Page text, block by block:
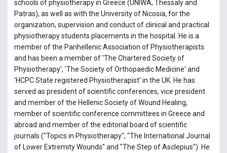
schools of physiotherapy in Greece (UNIWA, Thessaly and
Patras), as well as with the University of Nicosia, for the
organization, supervision and conduct of clinical and practical
physiotherapy students placements in the hospital. He is a
member of the Panhellenic Association of Physiotherapists
and has been a member of 'The Chartered Society of
Physiotherapy', 'The Society of Orthopaedic Medicine' and
'HCPC State registered Physiotherapist' in the UK. He has
served as president of scientific conferences, vice president
and member of the Hellenic Society of Wound Healing,
member of scientific conference committees in Greece and
abroad and member of the editorial board of scientific
journals ("Topics in Physiotherapy", "The International Journal
of Lower Extremity Wounds" and "The Step of Asclepius"). He